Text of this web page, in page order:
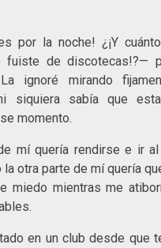
por la noche! ¿¡Y
fuiste de discotecas!?—
ignoré mirando
siquiera sabía que
momento.
mí quería rendirse e ir
la otra parte de mí quería
miedo mientras me
en un club desde que